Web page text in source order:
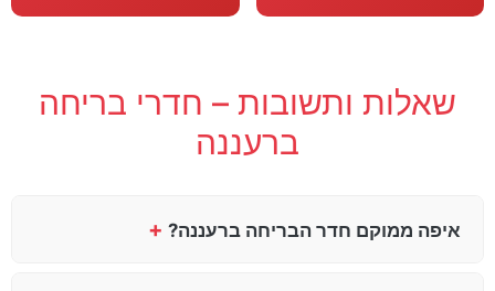
שאלות ותשובות – חדרי בריחה
ברעננה
איפה ממוקם חדר הבריחה ברעננה? +